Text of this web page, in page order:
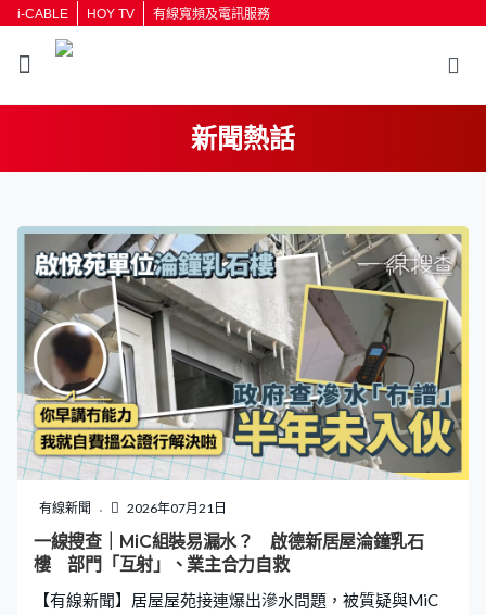
i-CABLE HOY TV 有線寬頻及電訊服務
新聞熱話
按輸入鍵開始搜尋
有線新聞 2026年07月21日
一線搜查｜MiC組裝易漏水？ 啟德新居屋淪鐘乳石
樓 部門「互射」、業主合力自救
【有線新聞】居屋屋苑接連爆出滲水問題，被質疑與MiC